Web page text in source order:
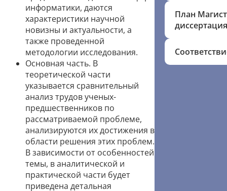
информатики, даются
характеристики научной
новизны и актуальности, а
также проведенной
методологии исследования.
Основная часть. В
теоретической части
указывается сравнительный
анализ трудов ученых-
предшественников по
рассматриваемой проблеме,
анализируются их достижения в
области решения этих проблем.
В зависимости от особенностей
темы, в аналитической и
практической части будет
приведена детальная
План
диссертация